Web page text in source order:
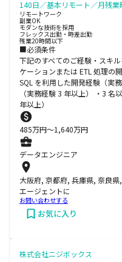
140日／基本リモート／月残
リモートワーク
副業OK
モダンな技術を採用
フレックス出勤・時差出勤
残業20時間以下
■必須条件
下記のすべてのご経験・スキ
ケーションまたは ETL 処理の
SQL を利用した開発経験（実
（実務経験 3 年以上） ・3 名
年以上）
485万円〜1,640万円
データエンジニア
大阪府, 京都府, 兵庫県, 奈良
エージェントに
お問い合わせする
お気に入り
株式会社ニジボックス